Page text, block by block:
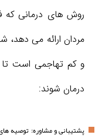
روش‌ های درمانی
مردان ارائه می‌ دهد،
و کم‌ تهاجمی است تا
درمان شوند:
پشتیبانی و مشاوره: توصیه‌